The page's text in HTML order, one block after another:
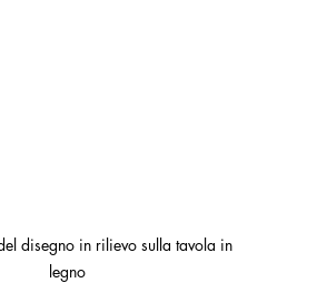
disegno in rilievo sulla tavola in
legno